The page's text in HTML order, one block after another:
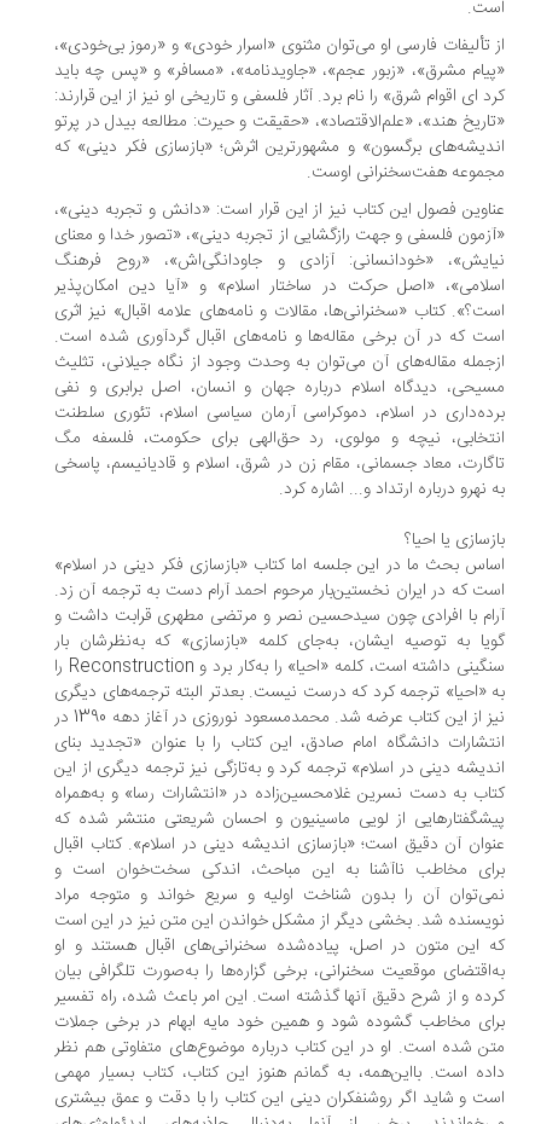
تألیفات فارسی او می‌توان مثنوی «اسرار خودی» و «رموز بی‌خودی»،
مشرق»، «زبور عجم»، «جاویدنامه»، «مسافر» و «پس چه باید
ای اقوام شرق» را نام برد. آثار فلسفی و تاریخی او نیز از این قرارند:
هند»، «علم‌الاقتصاد»، «حقیقت و حیرت: مطالعه بیدل در پرتو
برگسون» و مشهورترین اثرش؛ «بازسازی فکر دینی» که
هفت‌سخنرانی اوست.
فصول این کتاب نیز از این قرار است: «دانش و تجربه دینی»،
فلسفی و جهت رازگشایی از تجربه دینی»، «تصور خدا و معنای
«خودانسانی: آزادی و جاودانگی‌اش»، «روح فرهنگ
«اصل حرکت در ساختار اسلام» و «آیا دین امکان‌پذیر
کتاب «سخنرانی‌ها، مقالات و نامه‌های علامه اقبال» نیز اثری
که در آن برخی مقاله‌ها و نامه‌های اقبال گردآوری شده است.
مقاله‌های آن می‌توان به وحدت وجود از نگاه جیلانی، تثلیث
دیدگاه اسلام درباره جهان و انسان، اصل برابری و نفی
در اسلام، دموکراسی آرمان سیاسی اسلام، تئوری سلطنت
نیچه و مولوی، رد حق‌الهی برای حکومت، فلسفه مگ
معاد جسمانی، مقام زن در شرق، اسلام و قادیانیسم، پاسخی
نهرو درباره ارتداد و... اشاره کرد.
یا احیا؟
بحث ما در این جلسه اما کتاب «بازسازی فکر دینی در اسلام»
که در ایران نخستین‌بار مرحوم احمد آرام دست به ترجمه آن زد.
با افرادی چون سیدحسین نصر و مرتضی مطهری قرابت داشت و
به توصیه ایشان، به‌جای کلمه «بازسازی» که به‌نظرشان بار
سنگینی داشته است، کلمه «احیا» را به‌کار برد و Reconstruction را
«احیا» ترجمه کرد که درست نیست. بعدتر البته ترجمه‌های دیگری
نیز از این کتاب عرضه شد. محمدمسعود نوروزی در آغاز دهه 1390 در
دانشگاه امام صادق، این کتاب را با عنوان «تجدید بنای
دینی در اسلام» ترجمه کرد و به‌تازگی نیز ترجمه دیگری از این
به دست نسرین غلامحسین‌زاده در «انتشارات رسا» و به‌همراه
از لویی ماسینیون و احسان شریعتی منتشر شده که
آن دقیق است؛ «بازسازی اندیشه دینی در اسلام». کتاب اقبال
مخاطب ناآشنا به این مباحث، اندکی سخت‌خوان است و
آن را بدون شناخت اولیه و سریع خواند و متوجه مراد
شد. بخشی دیگر از مشکل خواندن این متن نیز در این است
این متون در اصل، پیاده‌شده سخنرانی‌های اقبال هستند و او
موقعیت سخنرانی، برخی گزاره‌ها را به‌صورت تلگرافی بیان
و از شرح دقیق آنها گذشته است. این امر باعث شده، راه تفسیر
مخاطب گشوده شود و همین خود مایه ابهام در برخی جملات
شده است. او در این کتاب درباره موضوع‌های متفاوتی هم نظر
است. بااین‌همه، به گمانم هنوز این کتاب، کتاب بسیار مهمی
و شاید اگر روشنفکران دینی این کتاب را با دقت و عمق بیشتری